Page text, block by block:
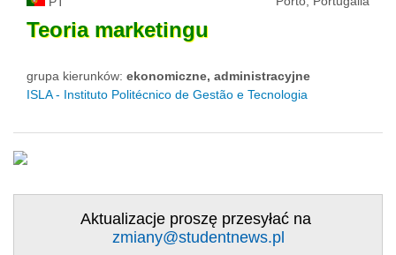
Teoria marketingu
grupa kierunków: ekonomiczne, administracyjne
ISLA - Instituto Politécnico de Gestão e Tecnologia
Aktualizacje proszę przesyłać na
zmiany@studentnews.pl